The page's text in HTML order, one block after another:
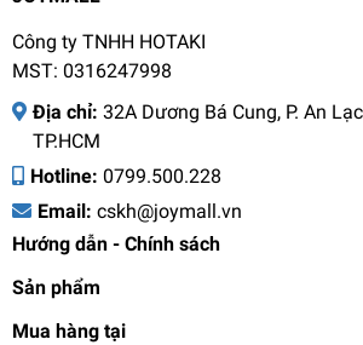
Công ty TNHH HOTAKI
MST: 0316247998
Địa chỉ: 32A Dương Bá Cung, P. An
TP.HCM
Hotline: 0799.500.228
Email: cskh@joymall.vn
Hướng dẫn - Chính sách
Sản phẩm
Mua hàng tại